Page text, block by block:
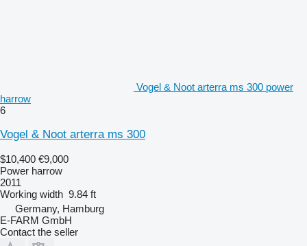
Vogel & Noot arterra ms 300 power
harrow
6
Vogel & Noot arterra ms 300
$10,400 €9,000
Power harrow
2011
Working width 9.84 ft
Germany, Hamburg
E-FARM GmbH
Contact the seller